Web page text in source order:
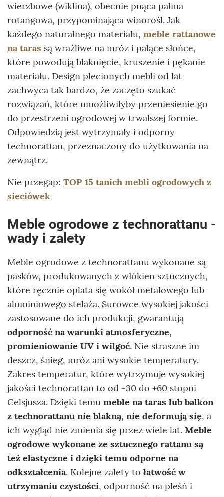
wierzbowe (wiklina), obecnie pnąca palma
rotangowa, przypominająca winorośl. Jak
każdego naturalnego materiału, meble rattanowe
na taras są wrażliwe na mróz i palące słońce,
które powodują blaknięcie, kruszenie i pękanie
materiału. Design plecionych mebli od lat
zachwyca tak bardzo, że zaczęto szukać
rozwiązań, które umożliwiłyby przeniesienie go
do przestrzeni ogrodowej w trwalszej formie.
Odpowiedzią jest wytrzymały i odporny
technorattan, przeznaczony do użytkowania na
zewnątrz.
Nie przegap: TOP 15 tanich mebli ogrodowych z
sieciówek
Meble ogrodowe z technorattanu -
wady i zalety
Meble ogrodowe z technorattanu wykonane są
pasków, produkowanych z włókien sztucznych,
które ręcznie oplata się wokół metalowego lub
aluminiowego stelaża. Surowce wysokiej jakości
zastosowane do ich produkcji, gwarantują
odporność na warunki atmosferyczne,
promieniowanie UV i wilgoć. Nie straszne im
deszcz, śnieg, mróz ani wysokie temperatury.
Zakres temperatur, które wytrzymuje wysokiej
jakości technorattan to od -30 do +60 stopni
Celsjusza. Dzięki temu meble na taras lub balkon
z technorattanu nie blakną, nie deformują się, a
ich wygląd nie zmienia się przez wiele lat. Meble
ogrodowe wykonane ze sztucznego rattanu są
też elastyczne i dzięki temu odporne na
odkształcenia. Kolejne zalety to łatwość w
utrzymaniu czystości, odporność na pleśń i